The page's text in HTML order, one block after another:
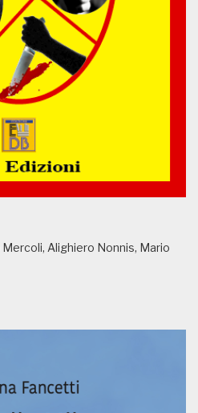
Alighiero Nonnis, Mario